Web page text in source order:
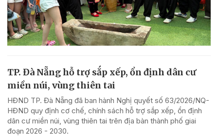
TP. Đà Nẵng hỗ trợ sắp xếp, ổn định dân cư
miền núi, vùng thiên tai
HĐND TP. Đà Nẵng đã ban hành Nghị quyết số 63/2026/NQ-
HĐND quy định cơ chế, chính sách hỗ trợ sắp xếp, ổn định
dân cư miền núi, vùng thiên tai trên địa bàn thành phố giai
đoạn 2026 - 2030.